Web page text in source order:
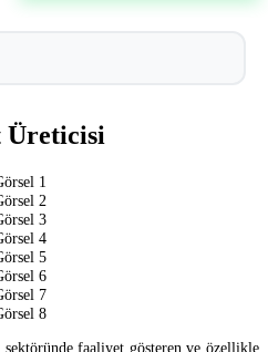
Üreticisi
faaliyet gösteren ve özellikle